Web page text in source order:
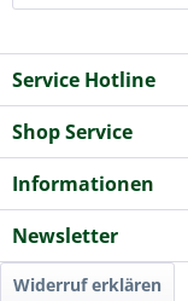
Service Hotline
Shop Service
Informationen
Newsletter
Widerruf erklären